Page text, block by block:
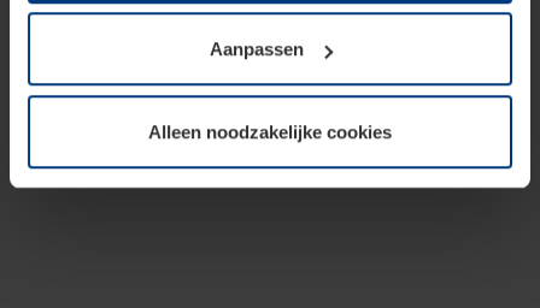
van deze pagina's absoluut vereist is. Voor alle andere
soorten cookies is uw toestemming benodigd. Uw
toestemming kunt u op elk moment bij de uitleg van de
wijzigen of herroepen.
Aanpassen
Alleen noodzakelijke cookies